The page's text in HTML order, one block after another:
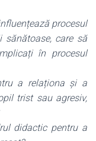
procesul
sănătoase, care să
în procesul
a relaționa și a
trist sau agresiv,
didactic pentru a